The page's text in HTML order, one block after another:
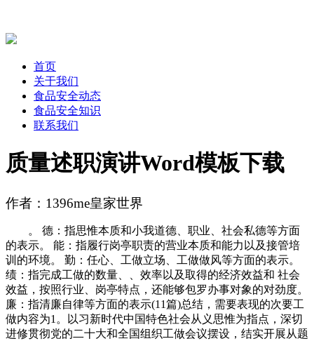
首页
关于我们
食品安全动态
食品安全知识
联系我们
质量述职演讲Word模板下载
作者：1396me皇家世界
。 德：指思惟本质和小我道德、职业、社会私德等方面
的表示。 能：指履行岗亭职责的营业本质和能力以及接管培
训的环境。 勤：任心、工做立场、工做做风等方面的表示。
绩：指完成工做的数量、、效率以及取得的经济效益和 社会
效益，按照行业、岗亭特点，还能够包罗办事对象的对劲度。
廉：指清廉自律等方面的表示(11篇)总结，需要表现的次要工
做内容为1。以习新时代中国特色社会从义思惟为指点，深切
进修贯彻党的二十大和全国组织工做会议摆设，结实开展从题